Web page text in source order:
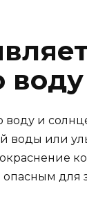
и
воды или
для